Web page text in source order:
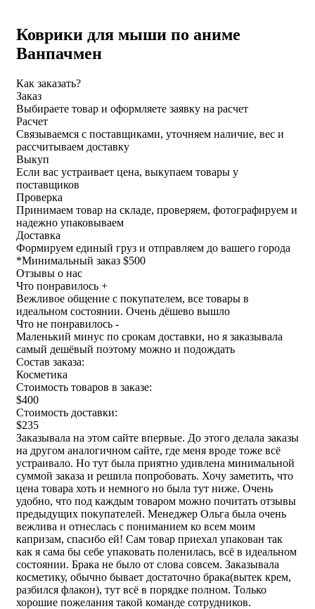
Коврики для мыши по аниме
Ванпачмен
Как заказать?
Заказ
Выбираете товар и оформляете заявку на расчет
Расчет
Связываемся с поставщиками, уточняем наличие, вес и
рассчитываем доставку
Выкуп
Если вас устраивает цена, выкупаем товары у
поставщиков
Проверка
Принимаем товар на складе, проверяем, фотографируем и
надежно упаковываем
Доставка
Формируем единый груз и отправляем до вашего города
*Минимальный заказ $500
Отзывы о нас
Что понравилось +
Вежливое общение с покупателем, все товары в
идеальном состоянии. Очень дёшево вышло
Что не понравилось -
Маленький минус по срокам доставки, но я заказывала
самый дешёвый поэтому можно и подождать
Состав заказа:
Косметика
Стоимость товаров в заказе:
$400
Стоимость доставки:
$235
Заказывала на этом сайте впервые. До этого делала заказы
на другом аналогичном сайте, где меня вроде тоже всё
устраивало. Но тут была приятно удивлена минимальной
суммой заказа и решила попробовать. Хочу заметить, что
цена товара хоть и немного но была тут ниже. Очень
удобно, что под каждым товаром можно почитать отзывы
предыдущих покупателей. Менеджер Ольга была очень
вежлива и отнеслась с пониманием ко всем моим
капризам, спасибо ей! Сам товар приехал упакован так
как я сама бы себе упаковать поленилась, всё в идеальном
состоянии. Брака не было от слова совсем. Заказывала
косметику, обычно бывает достаточно брака(вытек крем,
разбился флакон), тут всё в порядке полном. Только
хорошие пожелания такой команде сотрудников.